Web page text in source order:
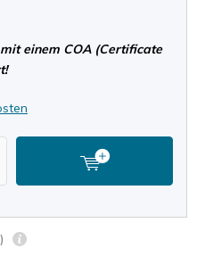
einem COA (Certificate